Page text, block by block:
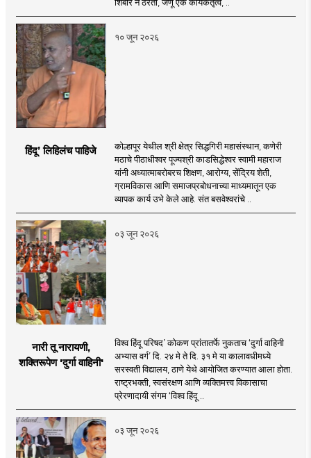
१० जून २०२६
हिंदू’ लिहिलंच पाहिजे
कोल्हापूर येथील श्री क्षेत्र सिद्धगिरी महासंस्थान, कणेरी
मठाचे पीठाधीश्वर पूज्यश्री काडसिद्धेश्वर स्वामी महाराज
यांनी अध्यात्माबरोबरच शिक्षण, आरोग्य, सेंद्रिय शेती,
ग्रामविकास आणि समाजप्रबोधनाच्या माध्यमातून एक
व्यापक कार्य उभे केले आहे. संत बसवेश्वरांचे ..
०३ जून २०२६
नारी तू नारायणी,
शक्तिरूपेण 'दुर्गा वाहिनी'
विश्व हिंदू परिषद’ कोकण प्रांतातर्फे नुकताच ‘दुर्गा वाहिनी
अभ्यास वर्ग’ दि. २४ मे ते दि. ३१ मे या कालावधीमध्ये
सरस्वती विद्यालय, ठाणे येथे आयोजित करण्यात आला होता.
राष्ट्रभक्ती, स्वसंरक्षण आणि व्यक्तिमत्त्व विकासाचा
प्रेरणादायी संगम ‘विश्व हिंदू ..
०३ जून २०२६